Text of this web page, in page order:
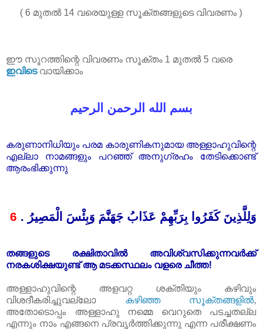
( 6 മുതൽ 14 വരെയുള്ള സൂക്തങ്ങളുടെ വിവരണം )
ഈ സൂറത്തിന്റെ വിവരണം സൂക്തം 1 മുതൽ 5 വരെ
ഇവിടെ വായിക്കാം
بسم الله الرحمن الرحيم
കരുണാനിധിയും പരമ കാരുണികനുമായ അള്ളാഹുവിന്റെ
എല്ലാ നാമങ്ങളും പറഞ്ഞ് അനുഗ്രഹം തേടിക്കൊണ്ട്
ആരംഭിക്കുന്നു
6 . وَلِلَّذِينَ كَفَرُوا بِرَبِّهِمْ عَذَابُ جَهَنَّمَ وَبِئْسَ الْمَصِيرُ
തങ്ങളുടെ രക്ഷിതാവിൽ അവിശ്വസിക്കുന്നവർക്ക്
നരകശിക്ഷയുണ്ട് ആ മടക്കസ്ഥലം വളരെ ചീത്ത!
അള്ളാഹുവിന്റെ അളവറ്റ ശക്തിയും കഴിവും
വിശദീകരിച്ചുവല്ലോ കഴിഞ്ഞ സൂക്തങ്ങളിൽ,
അതോടൊപ്പം അള്ളാഹു നമ്മെ വെറുതെ പടച്ചതല്ല
എന്നും നാം എങ്ങനെ പ്രവൃർ‌ത്തിക്കുന്നു എന്ന പരീക്ഷണം